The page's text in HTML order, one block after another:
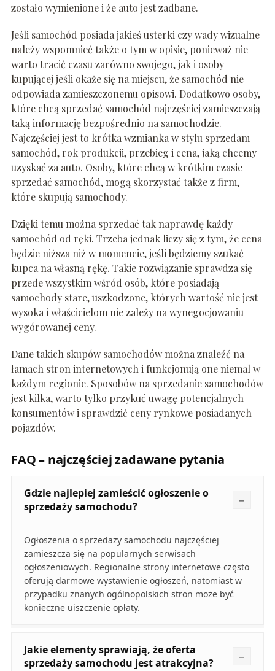
zostało wymienione i że auto jest zadbane.
Jeśli samochód posiada jakieś usterki czy wady wizualne
należy wspomnieć także o tym w opisie, ponieważ nie
warto tracić czasu zarówno swojego, jak i osoby
kupującej jeśli okaże się na miejscu, że samochód nie
odpowiada zamieszczonemu opisowi. Dodatkowo osoby,
które chcą sprzedać samochód najczęściej zamieszczają
taką informację bezpośrednio na samochodzie.
Najczęściej jest to krótka wzmianka w stylu sprzedam
samochód, rok produkcji, przebieg i cena, jaką chcemy
uzyskać za auto. Osoby, które chcą w krótkim czasie
sprzedać samochód, mogą skorzystać także z firm,
które skupują samochody.
Dzięki temu można sprzedać tak naprawdę każdy
samochód od ręki. Trzeba jednak liczy się z tym, że cena
będzie niższa niż w momencie, jeśli będziemy szukać
kupca na własną rękę. Takie rozwiązanie sprawdza się
przede wszystkim wśród osób, które posiadają
samochody stare, uszkodzone, których wartość nie jest
wysoka i właścicielom nie zależy na wynegocjowaniu
wygórowanej ceny.
Dane takich skupów samochodów można znaleźć na
łamach stron internetowych i funkcjonują one niemal w
każdym regionie. Sposobów na sprzedanie samochodów
jest kilka, warto tylko przykuć uwagę potencjalnych
konsumentów i sprawdzić ceny rynkowe posiadanych
pojazdów.
FAQ – najczęściej zadawane pytania
Gdzie najlepiej zamieścić ogłoszenie o
sprzedaży samochodu?
Ogłoszenia o sprzedaży samochodu najczęściej
zamieszcza się na popularnych serwisach
ogłoszeniowych. Regionalne strony internetowe często
oferują darmowe wystawienie ogłoszeń, natomiast w
przypadku znanych ogólnopolskich stron może być
konieczne uiszczenie opłaty.
Jakie elementy sprawiają, że oferta
sprzedaży samochodu jest atrakcyjna?